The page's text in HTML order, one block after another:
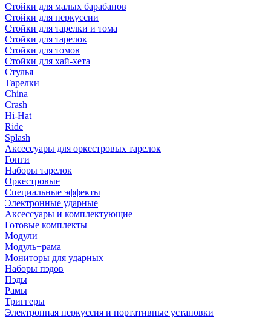
Стойки для малых барабанов
Стойки для перкуссии
Стойки для тарелки и тома
Стойки для тарелок
Стойки для томов
Стойки для хай-хета
Стулья
Тарелки
China
Crash
Hi-Hat
Ride
Splash
Аксессуары для оркестровых тарелок
Гонги
Наборы тарелок
Оркестровые
Специальные эффекты
Электронные ударные
Аксессуары и комплектующие
Готовые комплекты
Модули
Модуль+рама
Мониторы для ударных
Наборы пэдов
Пэды
Рамы
Триггеры
Электронная перкуссия и портативные установки